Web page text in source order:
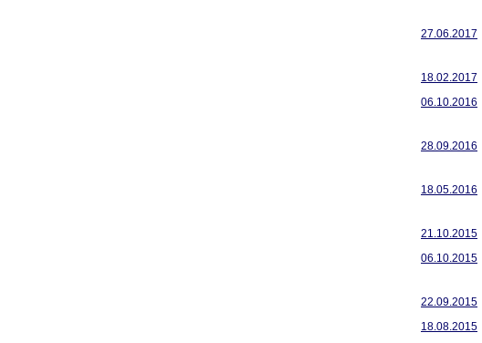
27.06.2017
18.02.2017
06.10.2016
28.09.2016
18.05.2016
21.10.2015
06.10.2015
22.09.2015
18.08.2015